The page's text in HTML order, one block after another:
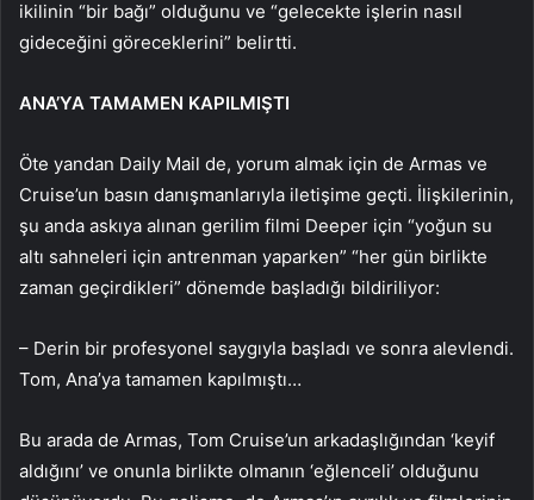
ikilinin “bir bağı” olduğunu ve “gelecekte işlerin nasıl
gideceğini göreceklerini” belirtti.
ANA’YA TAMAMEN KAPILMIŞTI
Öte yandan Daily Mail de, yorum almak için de Armas ve
Cruise’un basın danışmanlarıyla iletişime geçti. İlişkilerinin,
şu anda askıya alınan gerilim filmi Deeper için “yoğun su
altı sahneleri için antrenman yaparken” “her gün birlikte
zaman geçirdikleri” dönemde başladığı bildiriliyor:
– Derin bir profesyonel saygıyla başladı ve sonra alevlendi.
Tom, Ana’ya tamamen kapılmıştı…
Bu arada de Armas, Tom Cruise’un arkadaşlığından ‘keyif
aldığını’ ve onunla birlikte olmanın ‘eğlenceli’ olduğunu